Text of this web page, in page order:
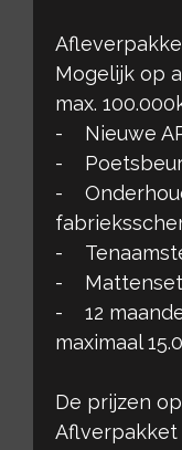
Mogelijk op
max.
- Nieuwe
-
-
-
- Mattenset
- 12
maximaal
De prijzen
Aflverpakket